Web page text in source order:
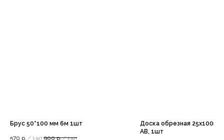
Брус 50*100 мм 6м 1шт
570 р. / 1 шт 900 р. / 1 шт
Доска обрезная
АВ, 1шт